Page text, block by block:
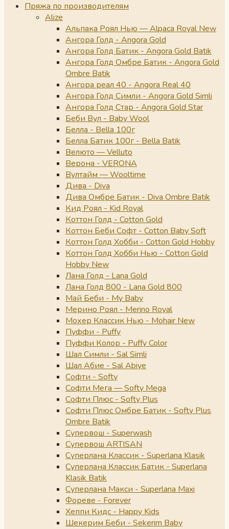
Пряжа по производителям
Alize
Альпака Роял Нью — Alpaca Royal New
Ангора Голд - Angora Gold
Ангора Голд Батик - Angora Gold Batik
Ангора Голд Омбре Батик - Angora Gold
Ombre Batik
Ангора реал 40 - Angora Real 40
Ангора Голд Симли - Angora Gold Simli
Ангора Голд Стар - Angora Gold Star
Беби Вул - Baby Wool
Белла - Bella 100г
Белла Батик 100г - Bella Batik
Велюто — Velluto
Верона - VERONA
Вултайм — Wooltime
Дива - Diva
Дива Омбре Батик - Diva Ombre Batik
Кид Роял - Kid Royal
Коттон Голд - Cotton Gold
Коттон Беби Софт - Cotton Baby Soft
Коттон Голд Хобби - Cotton Gold Hobby
Коттон Голд Хобби Нью - Cotton Gold
Hobby New
Лана Голд - Lana Gold
Лана Голд 800 - Lana Gold 800
Май Беби - My Baby
Мерино Роял - Merino Royal
Мохер Классик Нью - Mohair New
Пуффи - Puffy
Пуффи Колор - Puffy Color
Шал Симли - Sal Simli
Шал Абие - Sal Abiye
Софти - Softy
Софти Мега — Softy Mega
Софти Плюс - Softy Plus
Софти Плюс Омбре Батик - Softy Plus
Ombre Batik
Супервош - Superwash
Супервош ARTISAN
Суперлана Классик - Superlana Klasik
Суперлана Классик Батик - Superlana
Klasik Batik
Суперлана Макси - Superlana Maxi
Фореве - Forever
Хеппи Кидс - Happy Kids
Шекерим Беби - Sekerim Baby